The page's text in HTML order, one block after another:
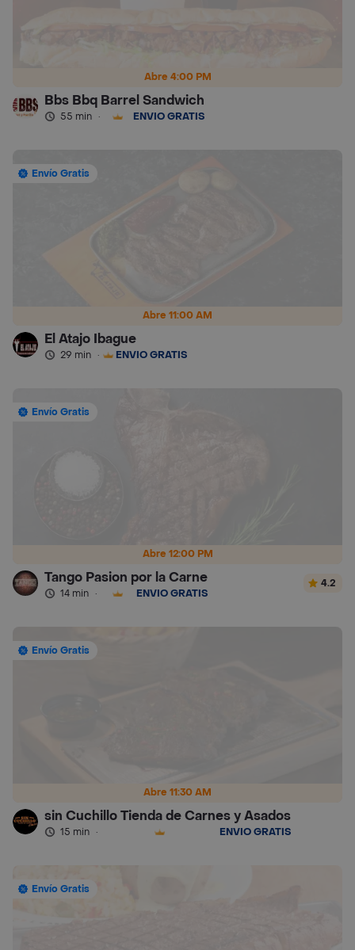
Abre 4:00 PM
Bbs Bbq Barrel Sandwich
55 min · ENVÍO GRATIS
Abre 11:00 AM
Envío Gratis
El Atajo Ibague
29 min · ENVÍO GRATIS
Abre 12:00 PM
Envío Gratis
Tango Pasion por la Carne
14 min · ENVÍO GRATIS
4.2
Abre 11:30 AM
Envío Gratis
sin Cuchillo Tienda de Carnes y Asados
15 min · ENVÍO GRATIS
Envío Gratis